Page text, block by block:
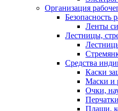
Организация
Безопасность
Ленты
Лестницы,
Средства
Каски
Маски и
Очки,
Плащи,